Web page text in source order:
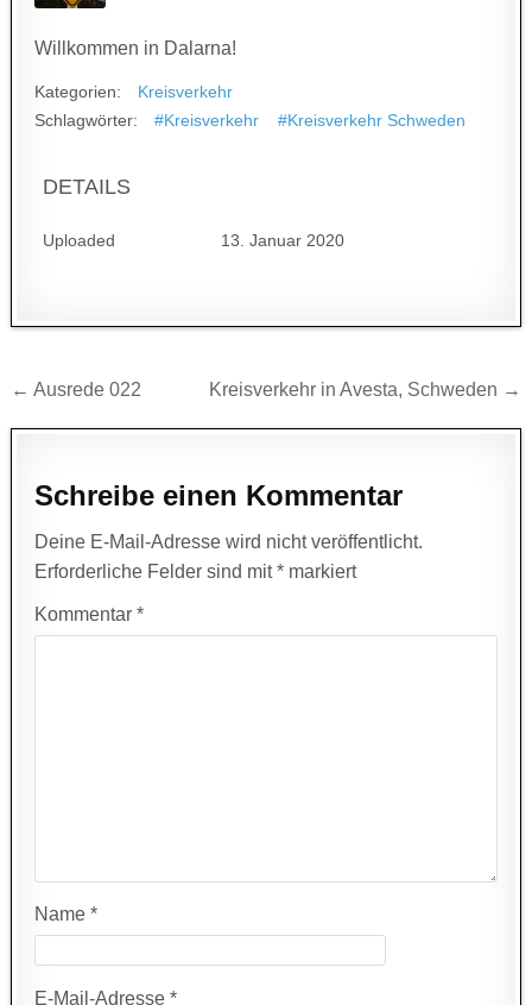
Willkommen in Dalarna!
Kategorien:
Kreisverkehr
Schlagwörter:
#Kreisverkehr #Kreisverkehr Schweden
DETAILS
Uploaded 13. Januar 2020
Beitragsnavigation
← Ausrede 022 Kreisverkehr in Avesta, Schweden →
Schreibe einen Kommentar
Deine E-Mail-Adresse wird nicht veröffentlicht.
Erforderliche Felder sind mit* markiert
Kommentar*
Name*
E-Mail-Adresse*